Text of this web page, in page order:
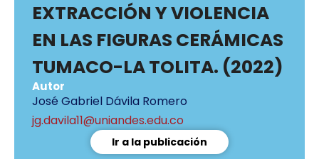
EXTRACCIÓN Y VIOLENCIA
EN LAS FIGURAS CERÁMICAS
TUMACO-LA TOLITA. (2022)
Autor
José Gabriel Dávila Romero
jg.davila11@uniandes.edu.co
Ir a la publicación